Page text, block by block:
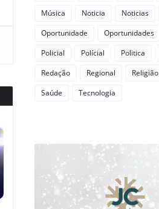
Música
Noticia Noticias
Oportunidade
Oportunidades
Policial
Polícial Politica
Redação
Regional Religião
Saúde
Tecnologia